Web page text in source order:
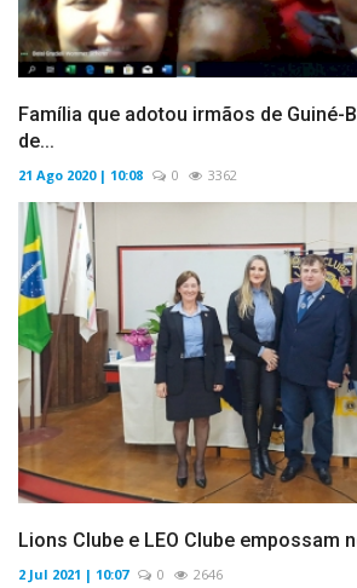
Família que adotou irmãos de Guiné-
de...
21 Ago 2020 | 10:08 0 3362
Lions Clube e LEO Clube empossam
2 Jul 2021 | 10:07 0 2646